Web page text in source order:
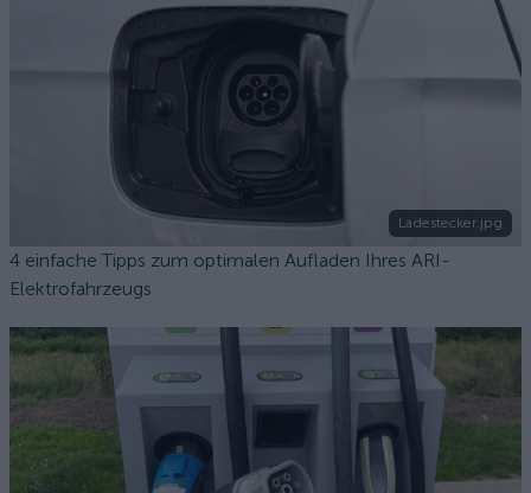
Ladestecker.jpg
4 einfache Tipps zum optimalen Aufladen Ihres ARI-
Elektrofahrzeugs